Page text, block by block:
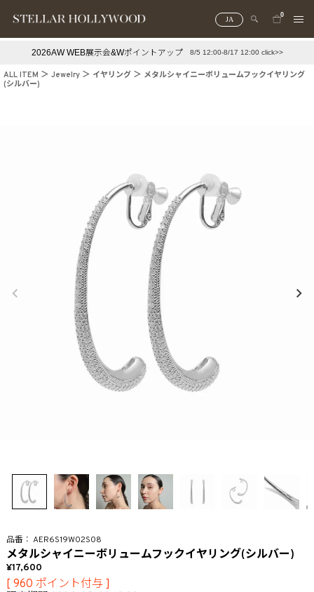
JA
0
#スタッフイチ押し（通勤パールアクセ）
2026AW WEB展示会&Wポイントアップ 8/5 12:00-8/17 12:00 click>>
ALL ITEM Jewelry イヤリング
メタルシャイニーボリュームフックイヤリング
(シルバー)
AER6S19W02S08
メタルシャイニーボリュームフックイヤリング(シルバー)
17,600
[ 960 ポイント付与 ]